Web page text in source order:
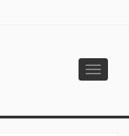
Toggle